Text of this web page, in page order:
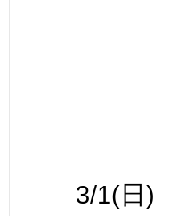
3/1(日)